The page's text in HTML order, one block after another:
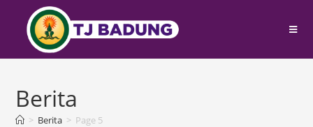
Berita
> Berita > Page 5